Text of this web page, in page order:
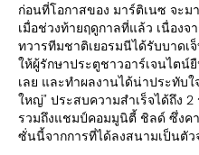
ก่อนที่โอกาสของ มาร์ติเนซ จะม
เมื่อช่วงท้ายฤดูกาลที่แล้ว เนื่องจ
ทวารทีมชาติเยอรมนีได้รับบาดเ
ให้ผู้รักษาประตูชาวอาร์เจนไตน์
เลย และทำผลงานได้น่าประทับ
ใหญ่" ประสบความสำเร็จได้ถึง
รวมถึงแชมป์คอมมูนิตี้ ชิลด์ ซึ่งค
ซั่นนี้จากการที่ได้ลงสนามเป็นตัว